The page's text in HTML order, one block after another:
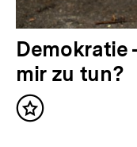
V
o
r
h
Demokratie
mir zu tun?
Inhalt